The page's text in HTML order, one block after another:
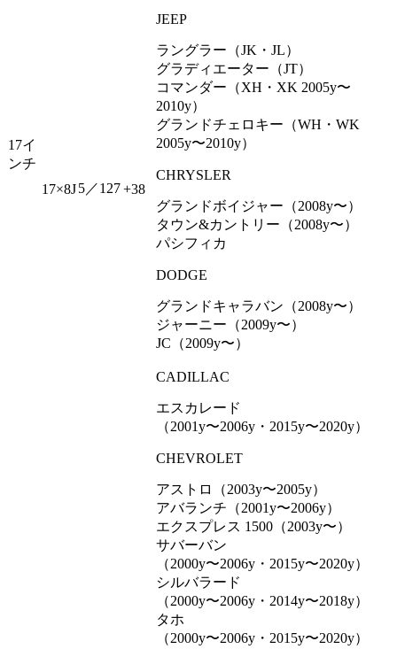
17イ
ンチ
17×8J5／127+38
JEEP
ラングラー（JK・JL）
グラディエーター（JT）
コマンダー（XH・XK 2005y〜
2010y）
グランドチェロキー（WH・WK
2005y〜2010y）
CHRYSLER
グランドボイジャー（2008y〜）
タウン&カントリー（2008y〜）
パシフィカ
DODGE
グランドキャラバン（2008y〜）
ジャーニー（2009y〜）
JC（2009y〜）
CADILLAC
エスカレード
（2001y〜2006y・2015y〜2020y）
CHEVROLET
アストロ（2003y〜2005y）
アバランチ（2001y〜2006y）
エクスプレス 1500（2003y〜）
サバーバン
（2000y〜2006y・2015y〜2020y）
シルバラード
（2000y〜2006y・2014y〜2018y）
タホ
（2000y〜2006y・2015y〜2020y）